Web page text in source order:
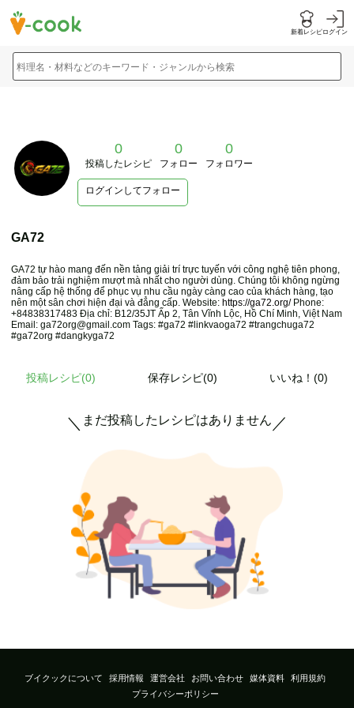
新着レシピログイン
料理名・材料などのキーワード・ジャンルから検索
0
投稿したレシピ
0
フォロー
0
フォロワー
ログインしてフォロー
GA72
GA72 tự hào mang đến nền tảng giải trí trực tuyến với công nghệ tiên phong,
đảm bảo trải nghiệm mượt mà nhất cho người dùng. Chúng tôi không ngừng
nâng cấp hệ thống để phục vụ nhu cầu ngày càng cao của khách hàng, tạo
nên một sân chơi hiện đại và đẳng cấp. Website: https://ga72.org/Phone:
+84838317483 Địa chỉ: B12/35JT Ấp 2, Tân Vĩnh Lộc, Hồ Chí Minh, Việt Nam
Email: ga72org@gmail.com Tags: #ga72 #linkvaoga72 #trangchuga72
#ga72org #dangkyga72
投稿レシピ(0) 保存レシピ(0) いいね！(0)
＼ まだ投稿したレシピはありません ／
ブイクックについて 採用情報 運営会社 お問い合わせ 媒体資料
利用規約
プライバシーポリシー